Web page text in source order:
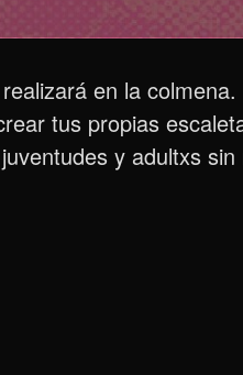
en la
tus propias
y adultxs